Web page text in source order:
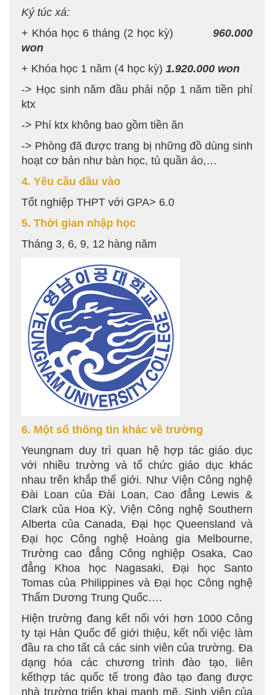
Ký túc xá:
+ Khóa học 6 tháng (2 học kỳ)
960.000
won
+ Khóa học 1 năm (4 học kỳ) 1.920.000 won
-> Học sinh năm đầu phải nộp 1 năm tiền phí
ktx
-> Phí ktx không bao gồm tiền ăn
-> Phòng đã được trang bị những đồ dùng sinh
hoạt cơ bản như bàn học, tủ quần áo,…
4. Yêu cầu đầu vào
Tốt nghiệp THPT với GPA> 6.0
5. Thời gian nhập học
Tháng 3, 6, 9, 12 hàng năm
6. Một số thông tin khác về trường
Yeungnam duy trì quan hệ hợp tác giáo dục
với nhiều trường và tổ chức giáo dục khác
nhau trên khắp thế giới. Như Viện Công nghệ
Đài Loan của Đài Loan, Cao đẳng Lewis &
Clark của Hoa Kỳ, Viện Công nghệ Southern
Alberta của Canada, Đại học Queensland và
Đại học Công nghệ Hoàng gia Melbourne,
Trường cao đẳng Công nghiệp Osaka, Cao
đẳng Khoa học Nagasaki, Đại học Santo
Tomas của Philippines và Đại học Công nghệ
Thẩm Dương Trung Quốc….
Hiện trường đang kết nối với hơn 1000 Công
ty tại Hàn Quốc để giới thiệu, kết nối việc làm
đầu ra cho tất cả các sinh viên của trường. Đa
dạng hóa các chương trình đào tạo, liên
kếthợp tác quốc tế trong đào tạo đang được
nhà trường triển khai mạnh mẽ. Sinh viên của